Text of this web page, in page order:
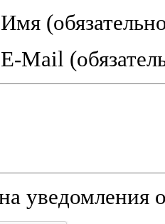
Имя
E-Mail
уведомления